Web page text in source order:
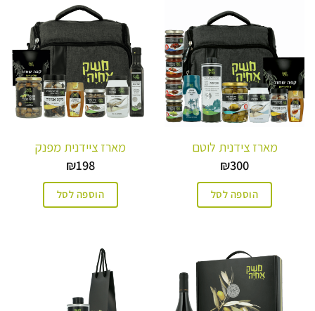
מארז צידנית לוטם
₪300
הוספה לסל
מארז ציידנית מפנק
₪198
הוספה לסל